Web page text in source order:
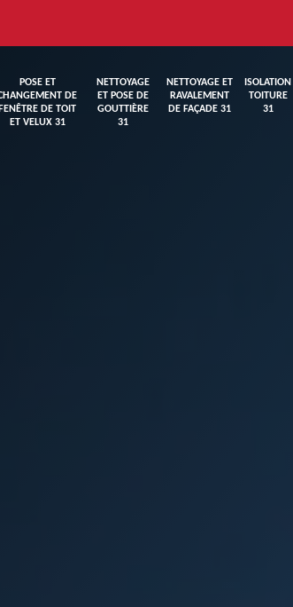
POSE ET
DE
FENÊTRE DE TOIT
ET VELUX 31
NETTOYAGE
ET POSE DE
GOUTTIÈRE
31
NETTOYAGE ET
RAVALEMENT
DE FAÇADE 31
ISOLATION
TOITURE
31